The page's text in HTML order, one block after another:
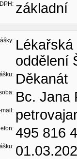
základní
oddělení
Děkanát
Bc. Jana
mail:
495 816